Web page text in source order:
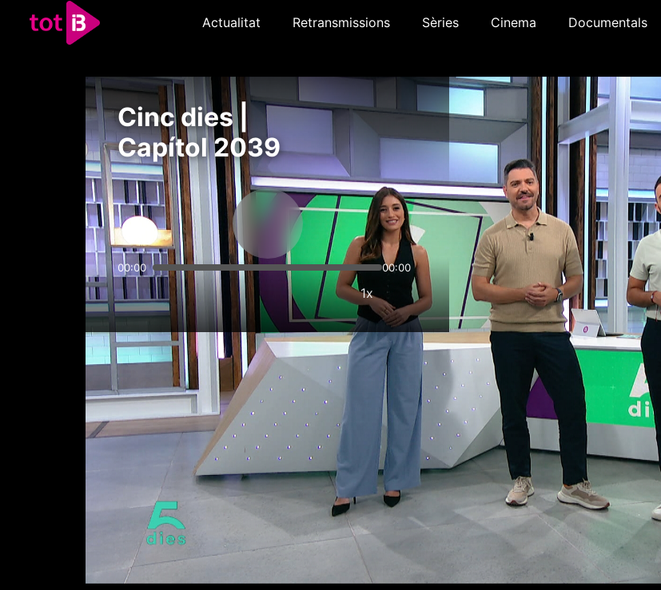
Actualitat Retransmissions Sèries Cinema Documentals
Cinc dies |
Capítol 2039
00:00 00:00
1x